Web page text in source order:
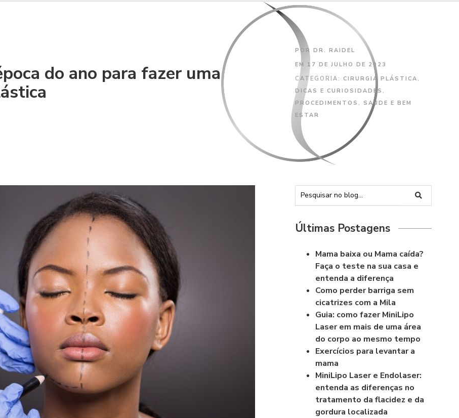
do ano para fazer uma
POR DR. RAIDEL
EM 17 DE JULHO DE 2023
CATEGORIA:CIRURGIA PLÁSTICA ,
DICAS E CURIOSIDADES ,
PROCEDIMENTOS ,SAÚDE E BEM
ESTAR
Últimas Postagens
Mama baixa ou Mama caída?
Faça o teste na sua casa e
entenda a diferença
Como perder barriga sem
cicatrizes com a Mila
Guia: como fazer MiniLipo
Laser em mais de uma área
do corpo ao mesmo tempo
Exercícios para levantar a
mama
MiniLipo Laser e Endolaser:
entenda as diferenças no
tratamento da flacidez e da
gordura localizada